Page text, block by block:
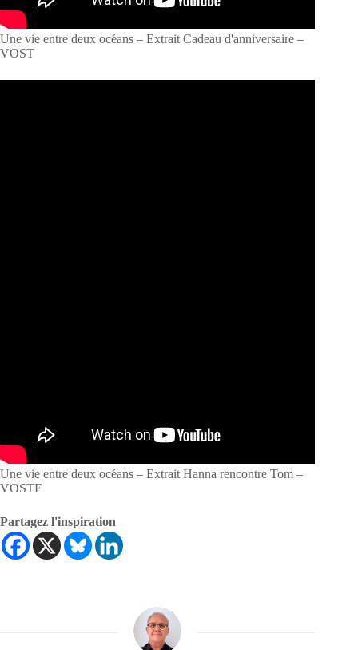
Une vie entre deux océans – Extrait Cadeau d'anniversaire –
VOST
Une vie entre deux océans – Extrait Hanna rencontre Tom –
VOSTF
Partagez l'inspiration